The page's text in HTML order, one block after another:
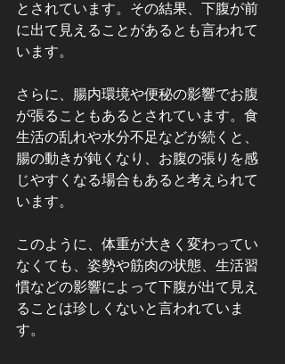
とされています。その結果、下腹が前
に出て見えることがあるとも言われて
います。
さらに、腸内環境や便秘の影響でお腹
が張ることもあるとされています。食
生活の乱れや水分不足などが続くと、
腸の動きが鈍くなり、お腹の張りを感
じやすくなる場合もあると考えられて
います。
このように、体重が大きく変わってい
なくても、姿勢や筋肉の状態、生活習
慣などの影響によって下腹が出て見え
ることは珍しくないと言われていま
す。